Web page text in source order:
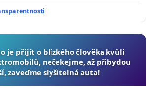
je přijít o blízkého člověka kvůli
nečekejme, až přibydou
zaveďme slyšitelná auta!